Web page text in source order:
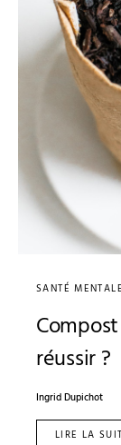
SANTÉ MENTALE
réussir ?
Ingrid Dupichot
LIRE LA